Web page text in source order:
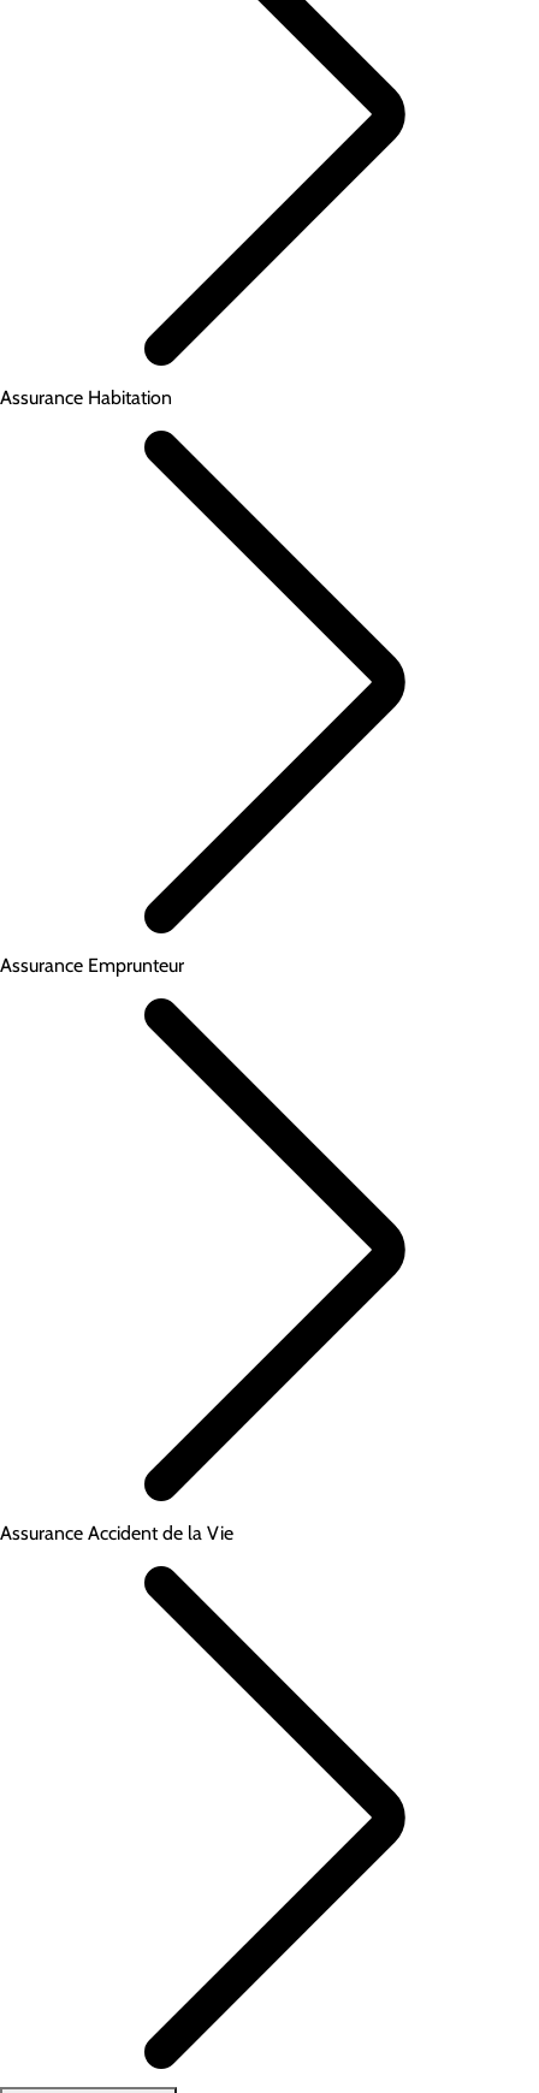
Assurance Habitation
Assurance Emprunteur
Assurance Accident de la Vie